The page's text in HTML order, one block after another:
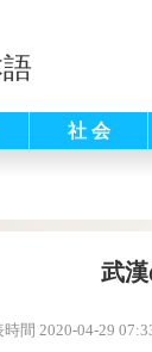
社 会
武
時間 2020-04-29